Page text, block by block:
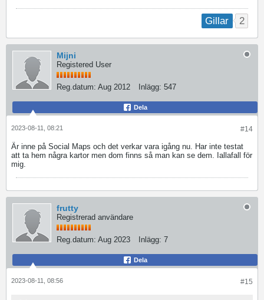
Gillar 2
Mijni
Registered User
Reg.datum: Aug 2012 Inlägg: 547
Dela
#14
2023-08-11, 08:21
Är inne på Social Maps och det verkar vara igång nu. Har inte testat
att ta hem några kartor men dom finns så man kan se dem. Iallafall för
mig.
frutty
Registrerad användare
Reg.datum: Aug 2023 Inlägg: 7
Dela
#15
2023-08-11, 08:56